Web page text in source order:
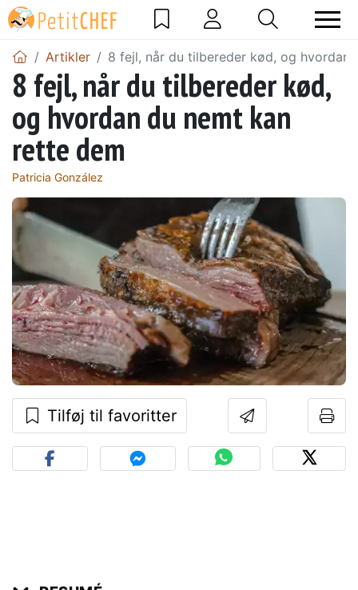
Artikler 8 fejl, når du tilbereder kød, og hvordan
8 fejl, når du tilbereder kød,
og hvordan du nemt kan
rette dem
Patricia González
Tilføj til favoritter